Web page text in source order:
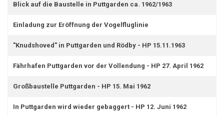
Blick auf die Baustelle in Puttgarden ca. 1962/1963
Einladung zur Eröffnung der Vogelfluglinie
"Knudshoved" in Puttgarden und Rödby - HP 15.11.1963
Fährhafen Puttgarden vor der Vollendung - HP 27. April 1962
Großbaustelle Puttgarden - HP 15. Mai 1962
In Puttgarden wird wieder gebaggert - HP 12. Juni 1962